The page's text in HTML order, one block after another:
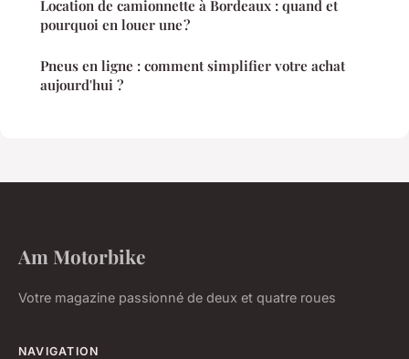
Location de camionnette à Bordeaux : quand et
pourquoi en louer une ?
Pneus en ligne : comment simplifier votre achat
aujourd'hui ?
Am Motorbike
Votre magazine passionné de deux et quatre roues
NAVIGATION